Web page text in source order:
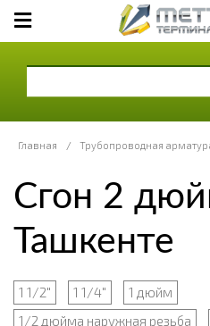
Главная / Трубопроводная
Сгон 2
Ташкенте
1 1/2" 1 1/4"
1 дюйм
1/2 дюйма наружная резьба